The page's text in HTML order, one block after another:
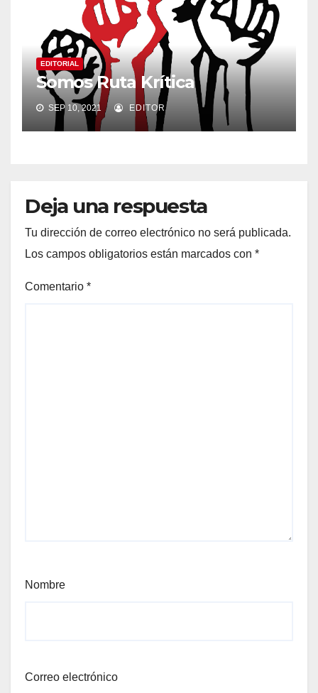
EDITORIAL
Somos Ruta Krítica
SEP 10, 2021 EDITOR
Deja una respuesta
Tu dirección de correo electrónico no será publicada.
Los campos obligatorios están marcados con *
Comentario *
Nombre
Correo electrónico